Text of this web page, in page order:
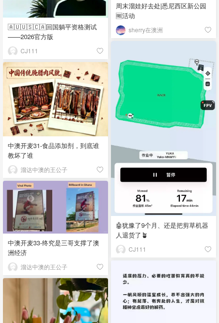
周末溜娃好去处|悉尼西区新公园
🆓活动
sherry在澳洲
🇦🇺🇺🇸🇨🇦回国躺平资格测试
——2026官方版
CJ111
🤖犹豫了9个月、还是把剪草机器
人退货了🪴
CJ111
中澳开麦31-食品添加剂，到底谁
教坏了谁
溜达中澳的王公子
中澳开麦33-终究是三哥支撑了澳
洲经济
溜达中澳的王公子